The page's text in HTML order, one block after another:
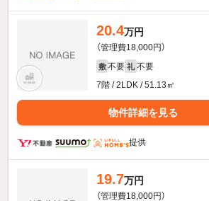
20.4万円
（管理費18,000円）
敷 不要 礼 不要
7階 / 2LDK / 51.13㎡
物件詳細を見る
提供
19.7万円
（管理費18,000円）